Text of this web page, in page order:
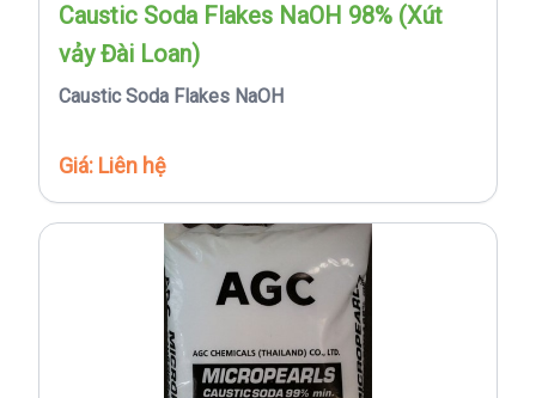
Caustic Soda Flakes NaOH 98% (Xút
vảy Đài Loan)
Caustic Soda Flakes NaOH
Giá: Liên hệ